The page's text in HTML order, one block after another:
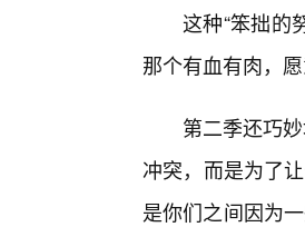
这种“笨拙的
那个有血有肉，
第二季还巧
冲突，而是为了
是你们之间因为